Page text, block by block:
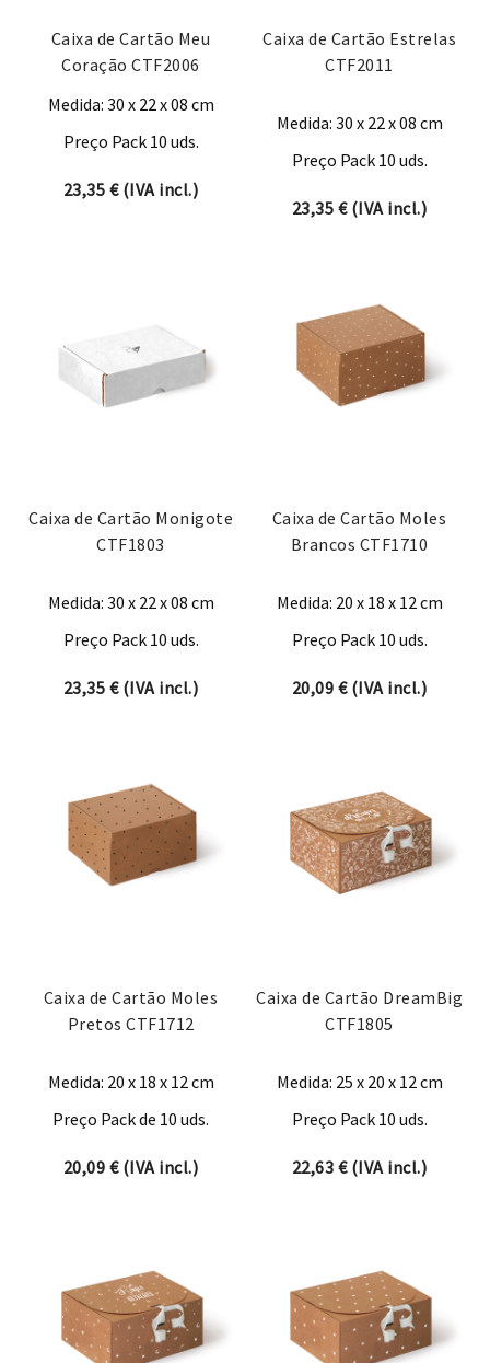
Caixa de Cartão Meu
Coração CTF2006
Medida: 30 x 22 x 08 cm
Preço Pack 10 uds.
23,35 €(IVA incl.)
Caixa de Cartão Estrelas
CTF2011
Medida: 30 x 22 x 08 cm
Preço Pack 10 uds.
23,35 €(IVA incl.)
Caixa de Cartão Monigote
CTF1803
Medida: 30 x 22 x 08 cm
Preço Pack 10 uds.
23,35 €(IVA incl.)
Caixa de Cartão Moles
Brancos CTF1710
Medida: 20 x 18 x 12 cm
Preço Pack 10 uds.
20,09 €(IVA incl.)
Caixa de Cartão Moles
Pretos CTF1712
Medida: 20 x 18 x 12 cm
Preço Pack de 10 uds.
20,09 €(IVA incl.)
Caixa de Cartão DreamBig
CTF1805
Medida: 25 x 20 x 12 cm
Preço Pack 10 uds.
22,63 €(IVA incl.)